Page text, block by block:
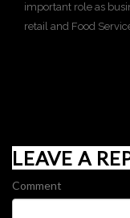
important role as
retail and Food
LEAVE A
Comment